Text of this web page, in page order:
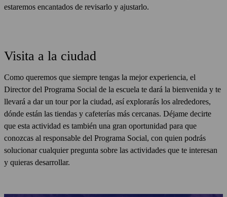
estaremos encantados de revisarlo y ajustarlo.
Visita a la ciudad
Como queremos que siempre tengas la mejor experiencia, el
Director del Programa Social de la escuela te dará la bienvenida y te
llevará a dar un tour por la ciudad, así explorarás los alrededores,
dónde están las tiendas y cafeterías más cercanas. Déjame decirte
que esta actividad es también una gran oportunidad para que
conozcas al responsable del Programa Social, con quien podrás
solucionar cualquier pregunta sobre las actividades que te interesan
y quieras desarrollar.